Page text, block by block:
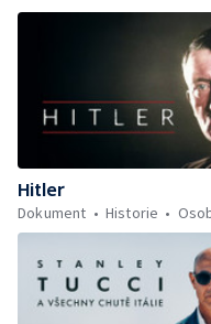
Hitler
Dokument
Historie